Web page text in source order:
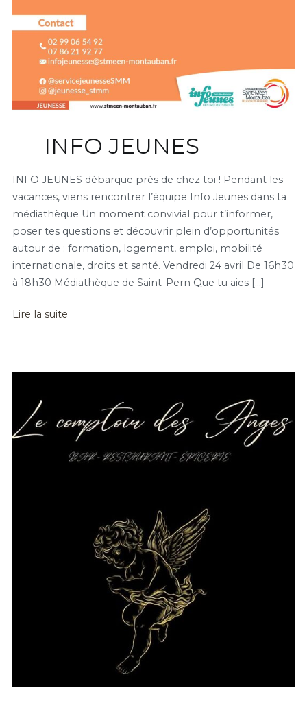
INFO JEUNES
INFO JEUNES débarque près de chez toi ! Pendant les
vacances, viens rencontrer l’équipe Info Jeunes dans ta
médiathèque Un moment convivial pour t’informer,
poser tes questions et découvrir plein d’opportunités
autour de : formation, logement, emploi, mobilité
internationale, droits et santé. Vendredi 24 avril De 16h30
à 18h30 Médiathèque de Saint-Pern Que tu aies […]
Lire la suite